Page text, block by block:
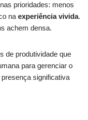
prioridades: menos
na experiência vivida.
achem densa.
de produtividade que
para gerenciar o
significativa